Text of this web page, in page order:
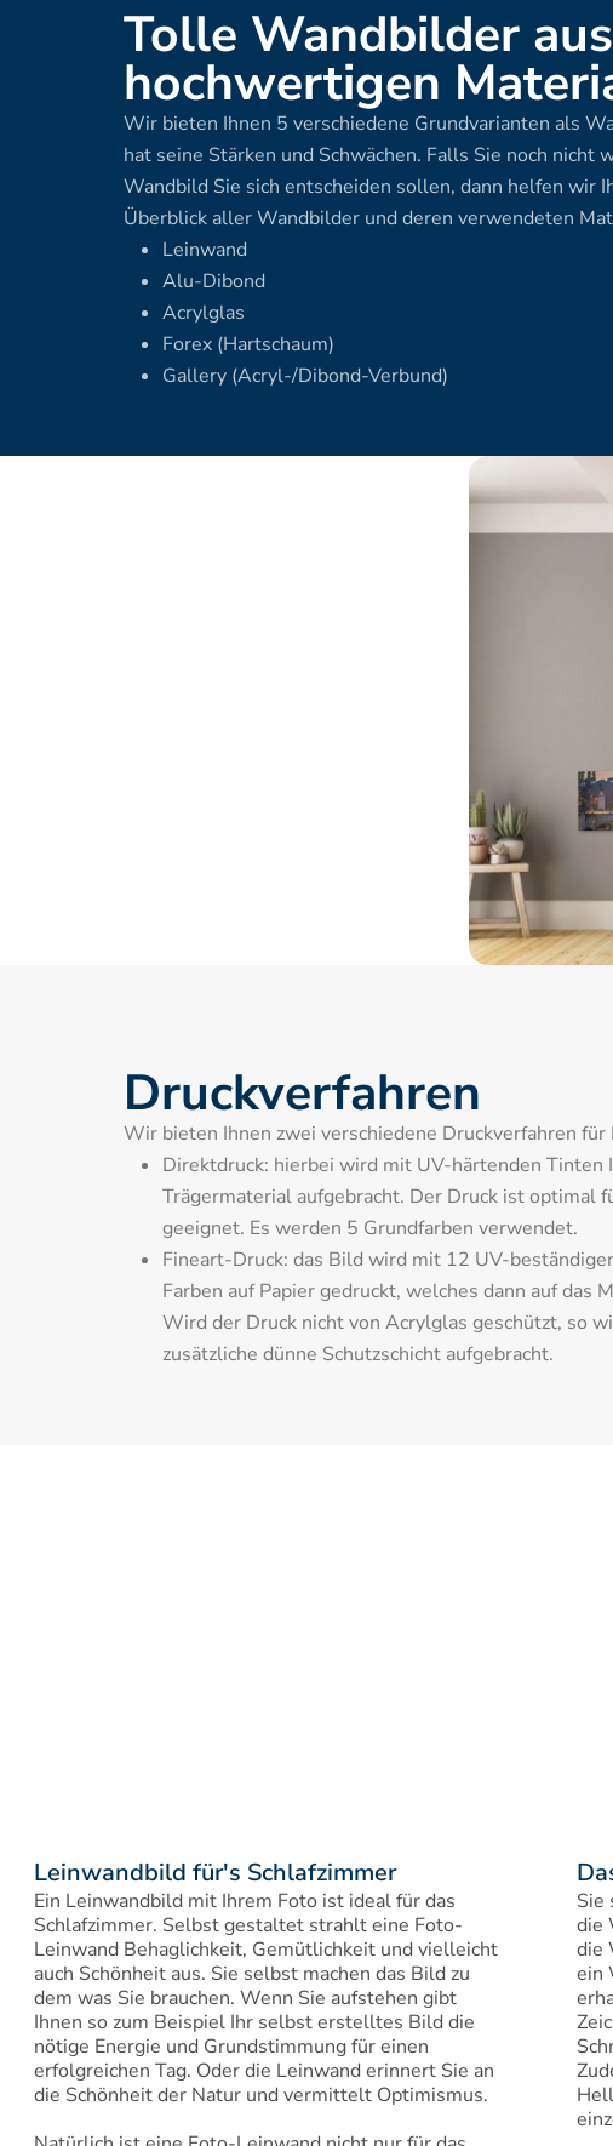
Tolle Wandbilder aus
hochwertigen
Wir bieten Ihnen 5 verschiedene Grundvarianten als
hat seine Stärken und Schwächen. Falls Sie noch nicht
Wandbild Sie sich entscheiden sollen, dann helfen wir
Überblick aller Wandbilder und deren verwendeten
Leinwand
Alu-Dibond
Acrylglas
Forex (Hartschaum)
Gallery (Acryl-/Dibond-Verbund)
Druckverfahren
Wir bieten Ihnen zwei verschiedene Druckverfahren für
Direktdruck: hierbei wird mit UV-härtenden Tinten
Trägermaterial aufgebracht. Der Druck ist optimal
geeignet. Es werden 5 Grundfarben verwendet.
Fineart-Druck: das Bild wird mit 12 UV-
Farben auf Papier gedruckt, welches dann auf das
Wird der Druck nicht von Acrylglas geschützt, so
zusätzliche dünne Schutzschicht aufgebracht.
Leinwandbild für's Schlafzimmer
Ein Leinwandbild mit Ihrem Foto ist ideal für das
Schlafzimmer. Selbst gestaltet strahlt eine Foto-
Leinwand Behaglichkeit, Gemütlichkeit und vielleicht
auch Schönheit aus. Sie selbst machen das Bild zu
dem was Sie brauchen. Wenn Sie aufstehen gibt
Ihnen so zum Beispiel Ihr selbst erstelltes Bild die
nötige Energie und Grundstimmung für einen
erfolgreichen Tag. Oder die Leinwand erinnert Sie an
die Schönheit der Natur und vermittelt Optimismus.
Sie
die
die
ein